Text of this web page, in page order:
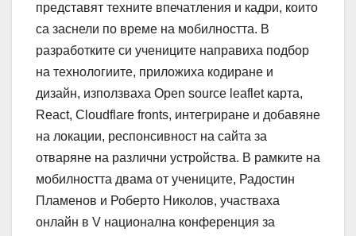
представят техните впечатления и кадри, които
са заснели по време на мобилността. В
разработките си учениците направиха подбор
на технологиите, приложиха кодиране и
дизайн, използваха Open source leaflet карта,
React, Cloudflare fronts, интегриране и добавяне
на локации, респонсивност на сайта за
отваряне на различни устройства. В рамките на
мобилността двама от учениците, Радостин
Пламенов и Роберто Николов, участваха
онлайн в V национална конференция за